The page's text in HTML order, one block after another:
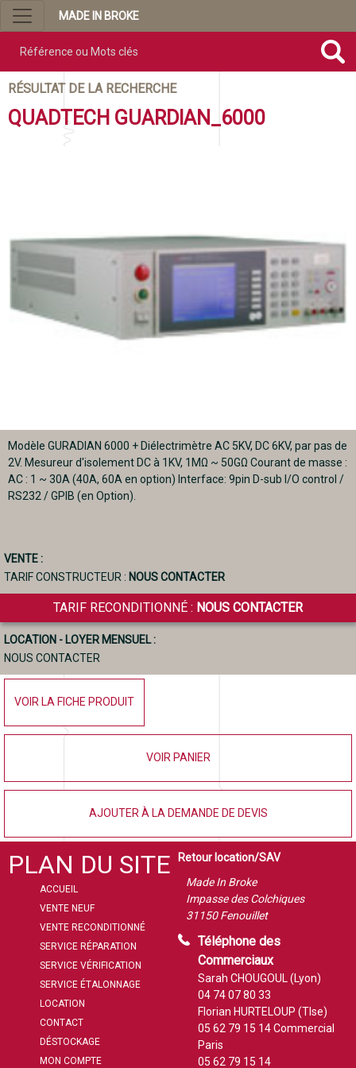
MADE IN BROKE
RÉSULTAT DE LA RECHERCHE
QUADTECH GUARDIAN_6000
Modèle GURADIAN 6000 + Diélectrimètre AC 5KV, DC 6KV, par pas de
2V. Mesureur d'isolement DC à 1KV, 1MΩ ~ 50GΩ Courant de masse :
AC : 1 ~ 30A (40A, 60A en option) Interface: 9pin D-sub I/O control /
RS232 / GPIB (en Option).
VENTE :
TARIF CONSTRUCTEUR : NOUS CONTACTER
TARIF RECONDITIONNÉ : NOUS CONTACTER
LOCATION - LOYER MENSUEL :
NOUS CONTACTER
VOIR LA FICHE PRODUIT
VOIR PANIER
AJOUTER À LA DEMANDE DE DEVIS
PLAN DU SITE
ACCUEIL
VENTE NEUF
VENTE RECONDITIONNÉ
SERVICE RÉPARATION
SERVICE VÉRIFICATION
SERVICE ÉTALONNAGE
LOCATION
CONTACT
DÉSTOCKAGE
MON COMPTE
Retour location/SAV
Made In Broke
Impasse des Colchiques
31150 Fenouillet
Téléphone des
Commerciaux
Sarah CHOUGOUL (Lyon)
04 74 07 80 33
Florian HURTELOUP (Tlse)
05 62 79 15 14Commercial
Paris
05 62 79 15 14